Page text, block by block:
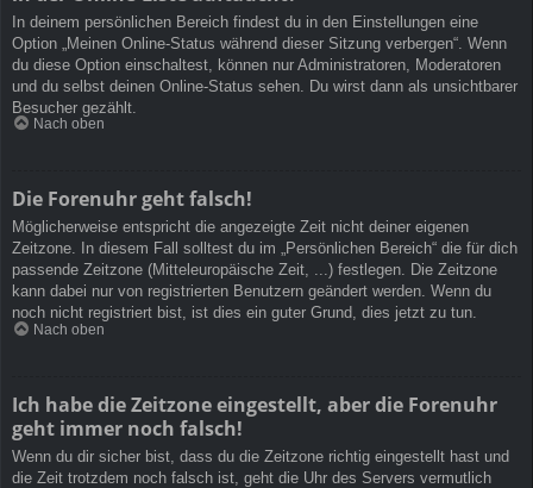
In deinem persönlichen Bereich findest du in den Einstellungen eine
Option „Meinen Online-Status während dieser Sitzung verbergen“. Wenn
du diese Option einschaltest, können nur Administratoren, Moderatoren
und du selbst deinen Online-Status sehen. Du wirst dann als unsichtbarer
Besucher gezählt.
Nach oben
Die Forenuhr geht falsch!
Möglicherweise entspricht die angezeigte Zeit nicht deiner eigenen
Zeitzone. In diesem Fall solltest du im „Persönlichen Bereich“ die für dich
passende Zeitzone (Mitteleuropäische Zeit, ...) festlegen. Die Zeitzone
kann dabei nur von registrierten Benutzern geändert werden. Wenn du
noch nicht registriert bist, ist dies ein guter Grund, dies jetzt zu tun.
Nach oben
Ich habe die Zeitzone eingestellt, aber die Forenuhr
geht immer noch falsch!
Wenn du dir sicher bist, dass du die Zeitzone richtig eingestellt hast und
die Zeit trotzdem noch falsch ist, geht die Uhr des Servers vermutlich